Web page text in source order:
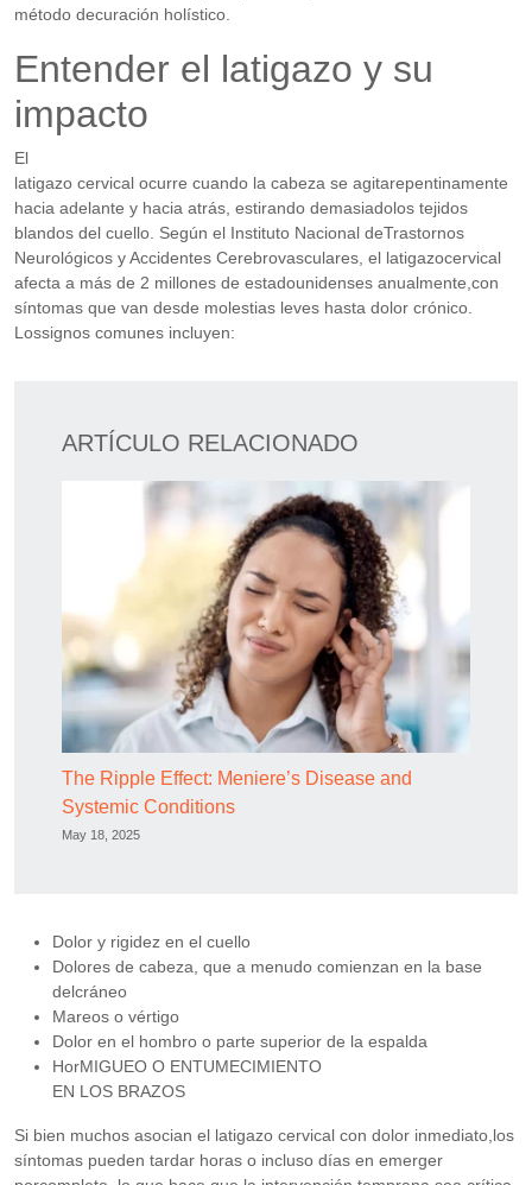
método decuración holístico.
Entender el latigazo y su
impacto
El
latigazo cervical ocurre cuando la cabeza se agitarepentinamente
hacia adelante y hacia atrás, estirando demasiadolos tejidos
blandos del cuello. Según el Instituto Nacional deTrastornos
Neurológicos y Accidentes Cerebrovasculares, el latigazocervical
afecta a más de 2 millones de estadounidenses anualmente,con
síntomas que van desde molestias leves hasta dolor crónico.
Lossignos comunes incluyen:
ARTÍCULO RELACIONADO
The Ripple Effect: Meniere’s Disease and
Systemic Conditions
May 18, 2025
Dolor y rigidez en el cuello
Dolores de cabeza, que a menudo comienzan en la base
delcráneo
Mareos o vértigo
Dolor en el hombro o parte superior de la espalda
HorMIGUEO O ENTUMECIMIENTO
EN LOS BRAZOS
Si bien muchos asocian el latigazo cervical con dolor inmediato,los
síntomas pueden tardar horas o incluso días en emerger